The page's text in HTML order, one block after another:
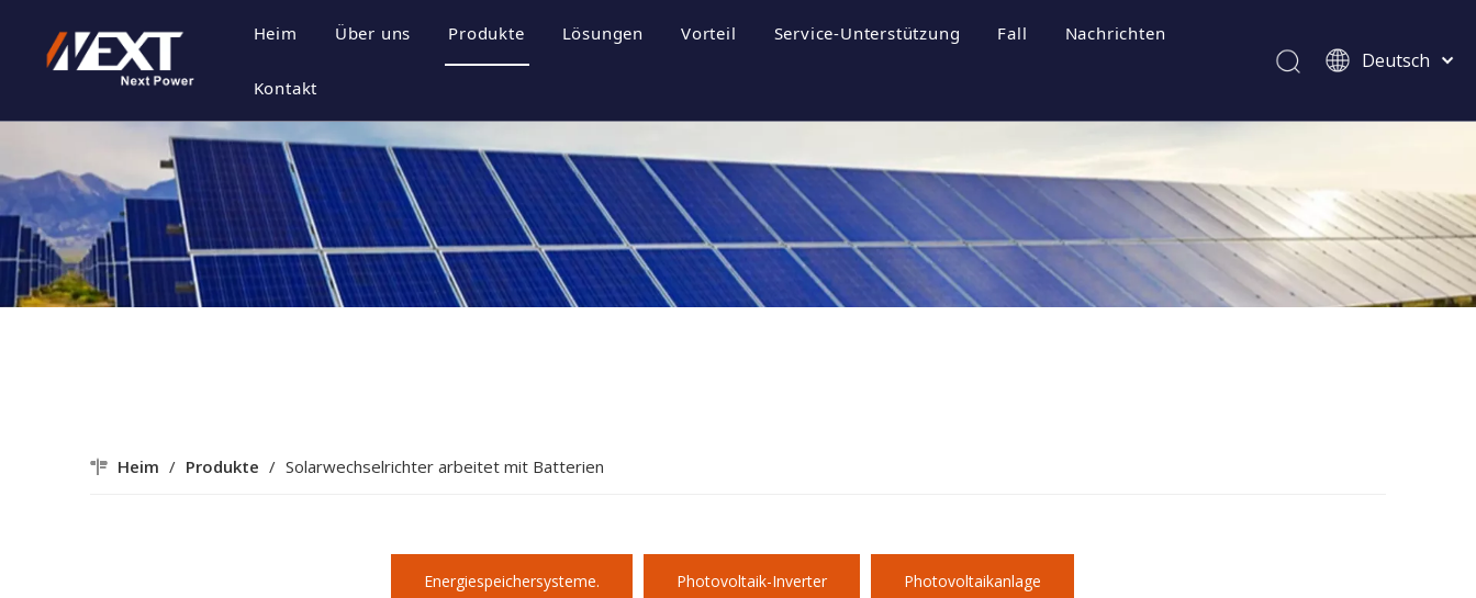
Heim Über uns
Unternehmenskultur
Zertifikat Ehre
Unternehmensstil
Produkte
Photovoltaikanlage
Lösungen Vorteil Service-Unterstützung
FAQ
Videos
Fall Nachrichten
Kontakt
Deutsch
Kiswahili
Italiano
Português
Español
Pусский
Français
Heim / Produkte / Solarwechselrichter arbeitet mit Batterien
Energiespeichersysteme. Photovoltaik-Inverter Photovoltaikanlage